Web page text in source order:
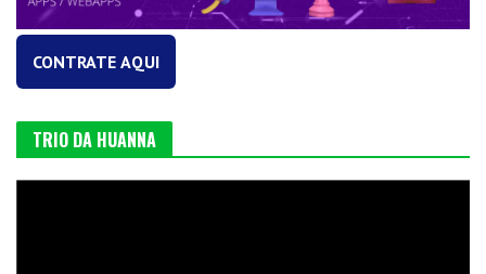
CONTRATE AQUI
TRIO DA HUANNA